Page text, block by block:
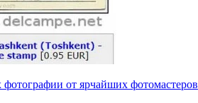
фотографии от ярчайших фотомастеров